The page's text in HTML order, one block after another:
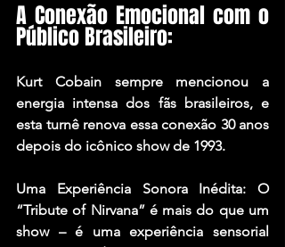
A Conexão Emocional com o
Público Brasileiro:
Kurt Cobain sempre mencionou a
energia intensa dos fãs brasileiros, e
esta turnê renova essa conexão 30 anos
depois do icônico show de 1993.
Uma Experiência Sonora Inédita: O
“Tribute of Nirvana” é mais do que um
show – é uma experiência sensorial